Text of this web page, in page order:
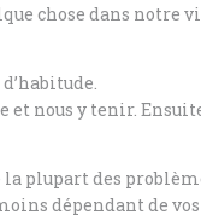
chose dans notre
nous y tenir.
la plupart des
dépendant de